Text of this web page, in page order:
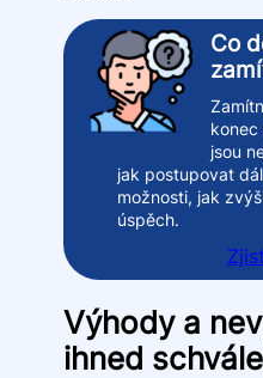
Co
konec
jsou
jak postupovat
možnosti, jak
úspěch.
Výhody a
ihned